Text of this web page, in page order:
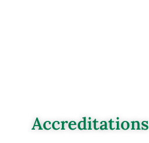
Accreditations